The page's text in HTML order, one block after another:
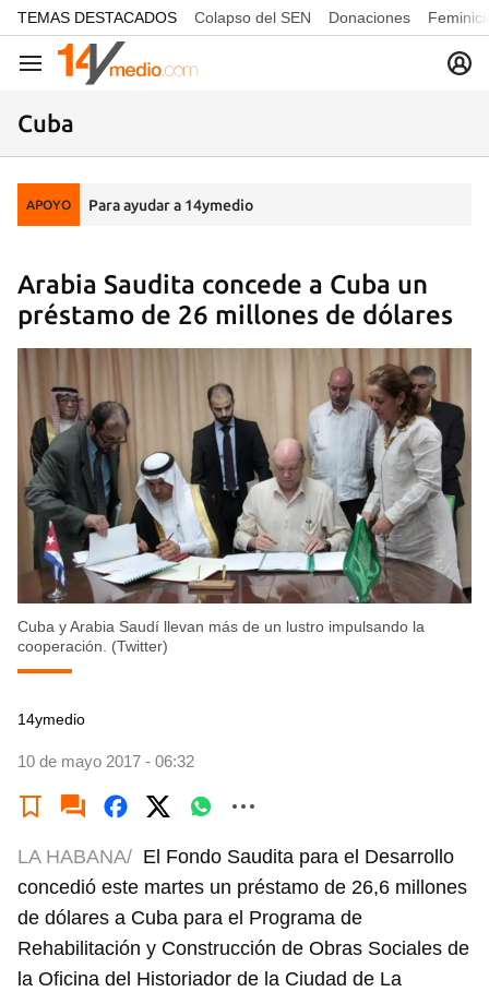
common.go-to-content
TEMAS DESTACADOS Colapso del SEN Donaciones
Navegación
Cuba
APOYO Para ayudar a 14ymedio
Arabia Saudita concede a Cuba un
préstamo de 26 millones de dólares
Cuba y Arabia Saudí llevan más de un lustro impulsando la
cooperación. (Twitter)
14ymedio
10 de mayo 2017 - 06:32
LA HABANA/ El Fondo Saudita para el Desarrollo
concedió este martes un préstamo de 26,6 millones
de dólares a Cuba para el Programa de
Rehabilitación y Construcción de Obras Sociales de
la Oficina del Historiador de la Ciudad de La